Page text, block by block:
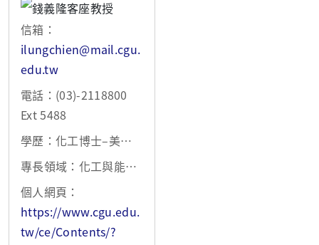
信箱：
ilungchien@mail.cgu.
edu.tw
電話：(03)-2118800
Ext 5488
學歷：化工博士–美國
加州大學聖塔芭芭拉校
立台灣大學 1997
專長領域：化工與能源
程序之設計與控制、分
離系統之設計與控制、
高分子程序之模擬與最
個人網頁：
https://www.cgu.edu.
tw/ce/Contents/?